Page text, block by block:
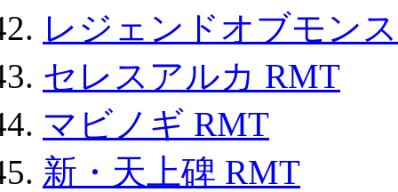
レジェンドオブモン
セレスアルカ RMT
マビノギ RMT
新・天上碑 RMT